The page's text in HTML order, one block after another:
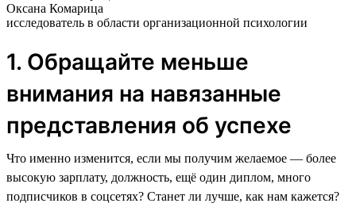
Оксана Комарица
исследователь в области организационной психологии
1. Обращайте меньше
внимания на навязанные
представления об успехе
Что именно изменится, если мы получим желаемое — более
высокую зарплату, должность, ещё один диплом, много
подписчиков в соцсетях? Станет ли лучше, как нам кажется?